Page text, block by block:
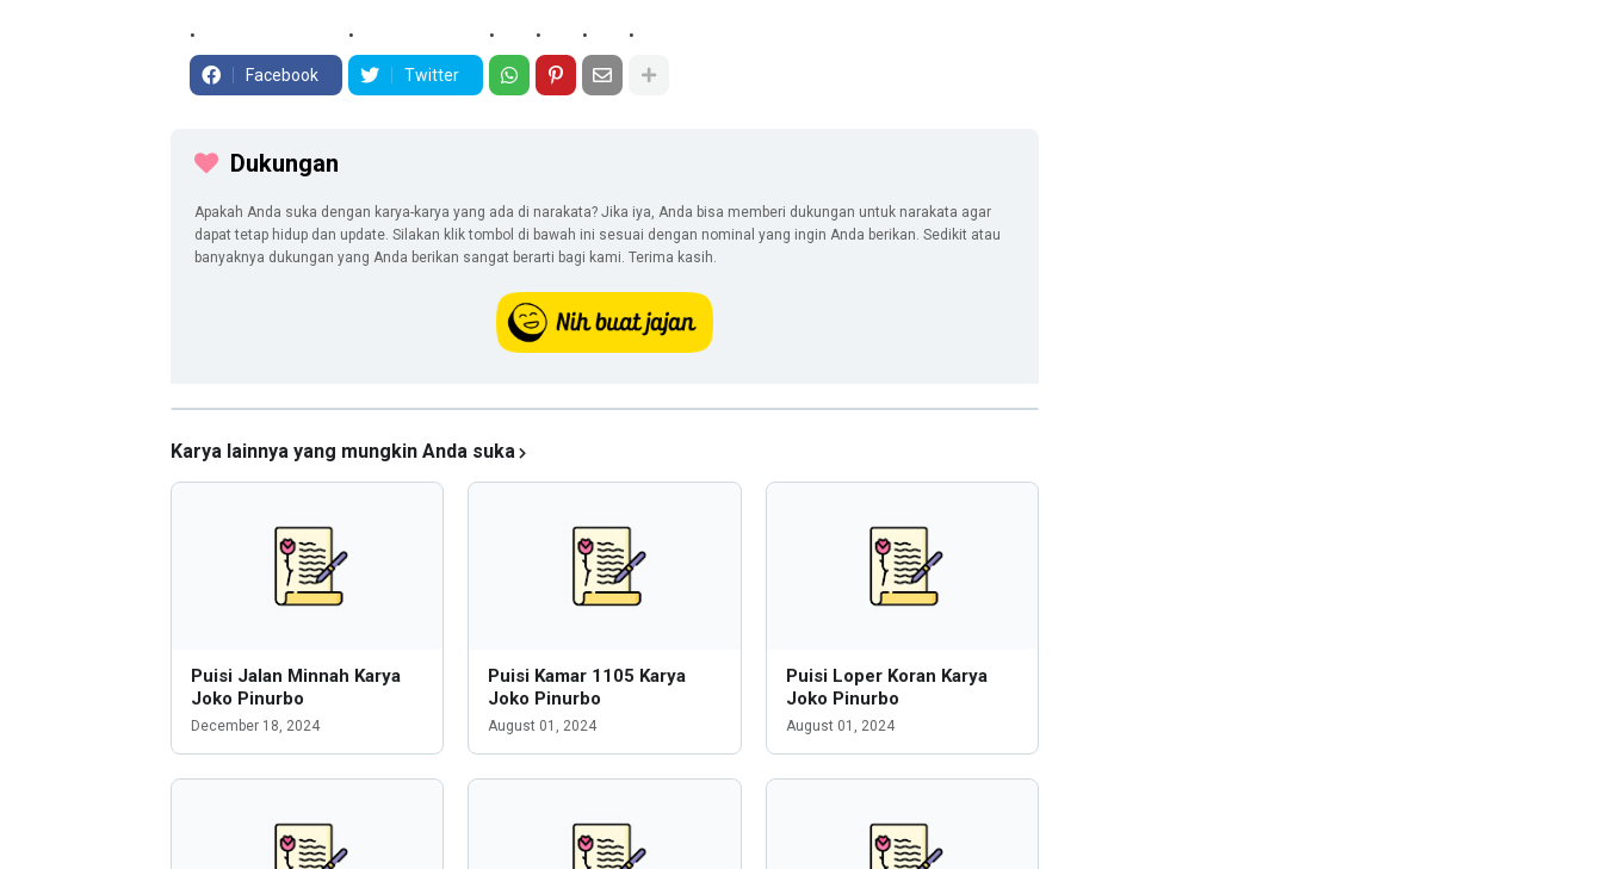
Facebook Twitter
Dukungan
Apakah Anda suka dengan karya-karya yang ada di narakata? Jika iya, Anda bisa memberi dukungan untuk narakata agar
dapat tetap hidup dan update. Silakan klik tombol di bawah ini sesuai dengan nominal yang ingin Anda berikan. Sedikit atau
banyaknya dukungan yang Anda berikan sangat berarti bagi kami. Terima kasih.
Karya lainnya yang mungkin Anda suka
Puisi Jalan Minnah Karya
Joko Pinurbo
December 18, 2024
Puisi Kamar 1105 Karya
Joko Pinurbo
August 01, 2024
Puisi Loper Koran Karya
Joko Pinurbo
August 01, 2024